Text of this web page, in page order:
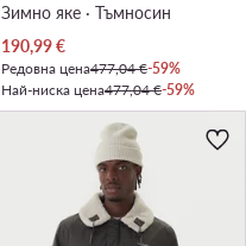
Зимно яке · Тъмносин
Актуална цена
190,99€
Редовна цена477,04 €-59%
Най-ниска цена477,04 €-59%